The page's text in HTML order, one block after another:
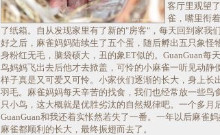
客厅里观望
雀，嘴里衔
了纸箱。自从发现家里有了新的"房客"，每天回到家我
好之后，麻雀妈妈陆续生了五个蛋，随后孵出五只象怪
身粉红无毛，脑袋硕大，丑的象ET似的。GuanGuan每
鸟妈妈飞出去后他才去掀盖，可怜的小麻雀一听见动静
样子真是又可爱又可怜。小家伙们逐渐的长大，身上长
羽毛。麻雀妈妈每天辛苦的找食，我们也经常放一些鸟
只小鸟，这大概就是优胜劣汰的自然规律吧。一个多月
GuanGuan和我还着实怅然若失了一番。一年以后麻雀
麻雀都顺利的长大，最终振翅而去了。